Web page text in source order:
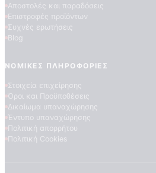
Αποστολές και παραδόσεις
Επιστροφές προϊόντων
Συχνές ερωτήσεις
Blog
ΝΟΜΙΚΈΣ ΠΛΗΡΟΦΟΡΊΕΣ
Στοιχεία επιχείρησης
Όροι και Προϋποθέσεις
Δικαίωμα υπαναχώρησης
Έντυπο υπαναχώρησης
Πολιτική απορρήτου
Πολιτική Cookies